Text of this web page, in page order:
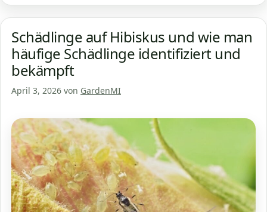
Schädlinge auf Hibiskus und wie man
häufige Schädlinge identifiziert und
bekämpft
April 3, 2026 von GardenMI